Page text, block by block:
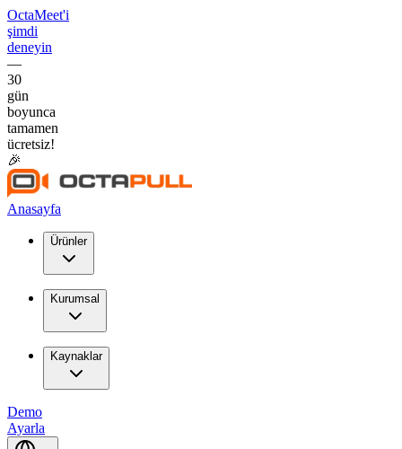
OctaMeet'i
şimdi
deneyin
—
30
gün
boyunca
tamamen
ücretsiz!
🎉
Anasayfa
Ürünler
Kurumsal
Kaynaklar
Demo
Ayarla